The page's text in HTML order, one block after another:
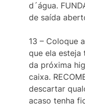
d´água.
de saída
13 – Coloque
que ela esteja
da próxima
caixa.
descartar
acaso tenha